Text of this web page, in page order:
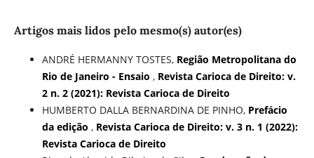
Artigos mais lidos pelo mesmo(s) autor(es)
ANDRÉ HERMANNY TOSTES, Região Metropolitana do
Rio de Janeiro - Ensaio , Revista Carioca de Direito: v.
2 n. 2 (2021): Revista Carioca de Direito
HUMBERTO DALLA BERNARDINA DE PINHO, Prefácio
da edição , Revista Carioca de Direito: v. 3 n. 1 (2022):
Revista Carioca de Direito